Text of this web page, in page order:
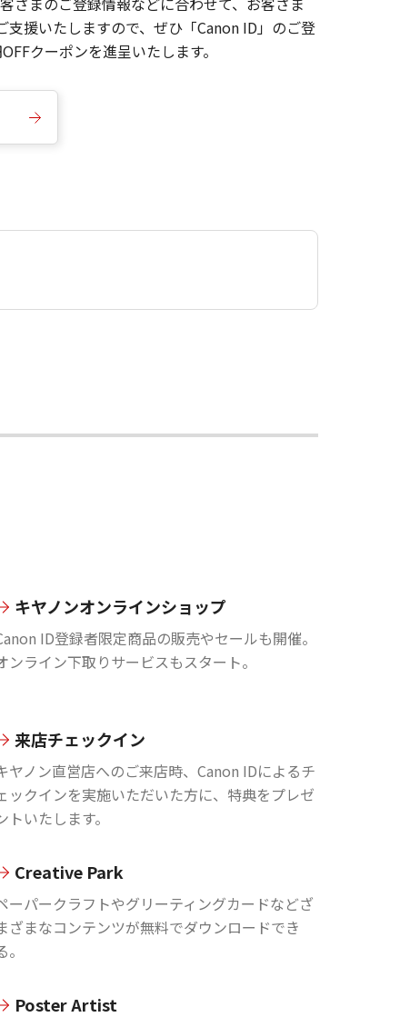
援いたしますので、ぜひ「Canon ID」のご登
クーポンを進呈いたします。
キヤノンオンラインショップ
ID登録者限定商品の販売やセールも開催。
ンライン下取りサービスもスタート。
来店チェックイン
ヤノン直営店へのご来店時、Canon IDによるチ
ックインを実施いただいた方に、特典をプレゼ
トいたします。
Creative Park
ーパークラフトやグリーティングカードなどざ
ざまなコンテンツが無料でダウンロードでき
。
Poster Artist